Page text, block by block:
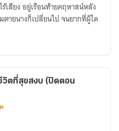
เสียง อยู่เรือนท้ายคฤหาสน์หลัง
ายนางก็เปลี่ยนไป จนยากที่ผู้ใด
ตที่สุขสงบ (ปิดตอน